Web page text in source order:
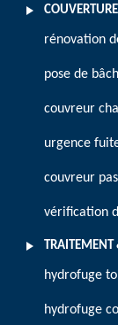
rénovation
pose de
couvreur
urgence
couvreur
vérification
TRAITEMENT
hydrofuge
hydrofuge